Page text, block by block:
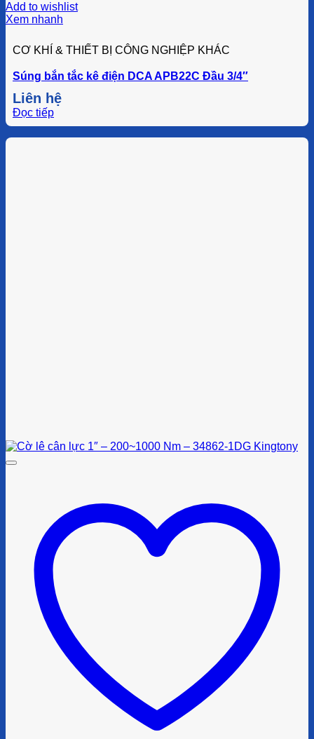
Add to wishlist
Xem nhanh
CƠ KHÍ & THIẾT BỊ CÔNG NGHIỆP KHÁC
Súng bắn tắc kê điện DCA APB22C Đầu 3/4″
Liên hệ
Đọc tiếp